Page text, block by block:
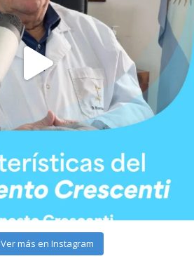
Ver más en Instagram